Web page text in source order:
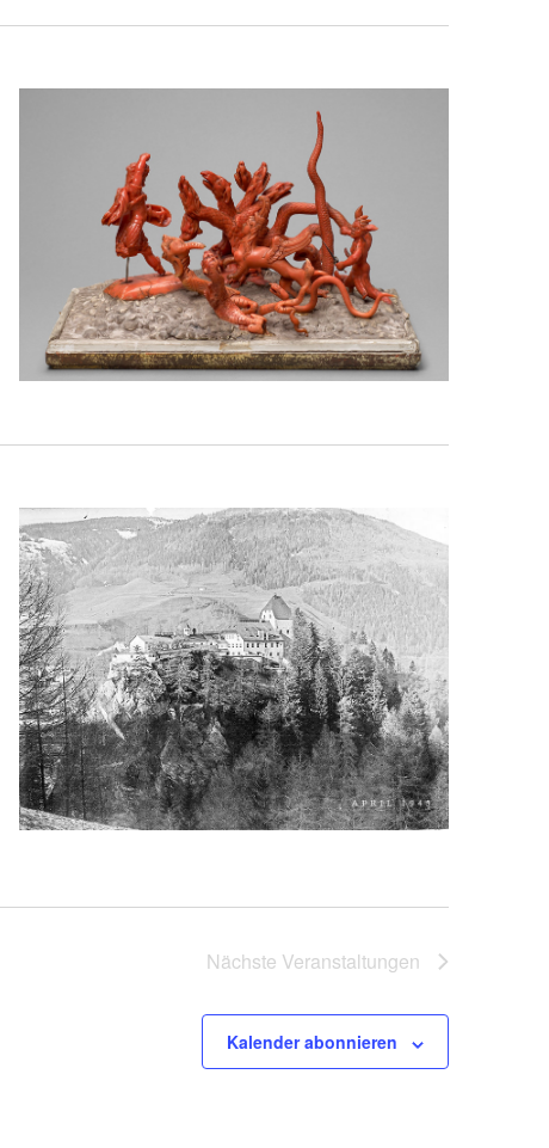
Nächste Veranstaltungen
Kalender abonnieren